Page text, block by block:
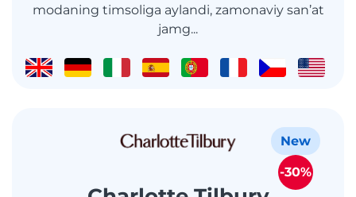
modaning timsoliga aylandi, zamonaviy san’at
jamg...
New
-30%